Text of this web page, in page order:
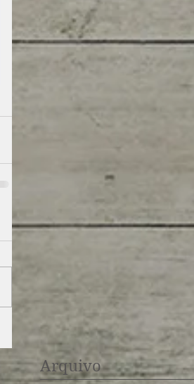
Arquivo